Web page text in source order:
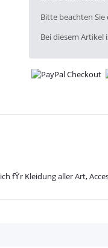
Bitte beachten
Bei diesem Artikel
fŸr Kleidung aller Art,